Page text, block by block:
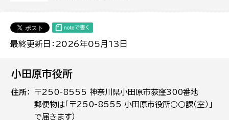
最終更新日：2026年05月13日
小田原市役所
住所
〒250-8555 神奈川県小田原市荻窪300番地
郵便物は「〒250-8555 小田原市役所○○課（室）」
で届きます）